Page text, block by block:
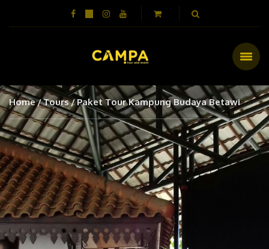
Home Tours Paket Tour Kampung Budaya Betawi